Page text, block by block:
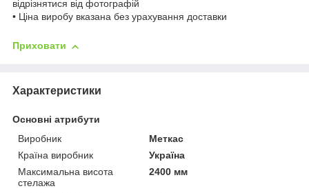
відрізнятися від фотографій
• Ціна виробу вказана без урахування доставки
Приховати
Характеристики
Основні атрибути
Виробник
Меткас
Країна виробник
Україна
Максимальна висота
стелажа
2400 мм